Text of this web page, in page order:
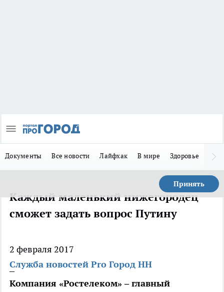
Документы Все новости Лайфхак В мире Здоровье
Принять
Каждый маленький нижегородец
сможет задать вопрос Путину
2 февраля 2017
Служба новостей Pro Город НН
Компания «Ростелеком» – главный